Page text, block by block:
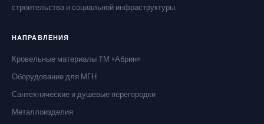
строительства и социальной инфраструктуры.
НАПРАВЛЕНИЯ
Кровельные материалы ТМ «Абрин»
Оборудование для МГН
Сантехнические и душевые перегородки
Металлоизделия